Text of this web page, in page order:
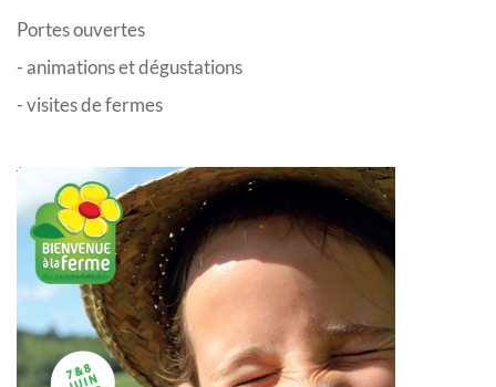
Portes ouvertes
- animations et dégustations
- visites de fermes